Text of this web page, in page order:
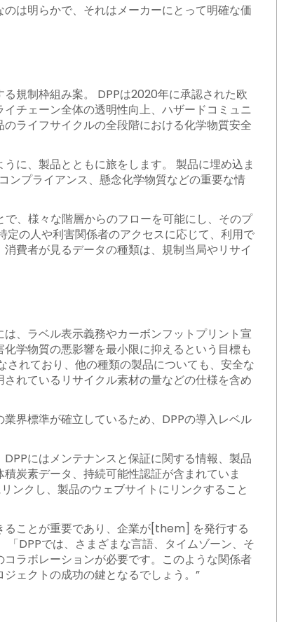
は明らかで、それはメーカーにとって明確な価
規制枠組み案。 DPPは2020年に承認された欧
チェーン全体の透明性向上、ハザードコミュニ
ライフサイクルの全段階における化学物質安全
に、製品とともに旅をします。 製品に埋め込ま
ンプライアンス、懸念化学物質などの重要な情
、様々な階層からのフローを可能にし、そのプ
定の人や利害関係者のアクセスに応じて、利用で
費者が見るデータの種類は、規制当局やリサイ
、ラベル表示義務やカーボンフットプリント宣
学物質の悪影響を最小限に抑えるという目標も
れており、他の種類の製品についても、安全な
れているリサイクル素材の量などの仕様を含め
界標準が確立しているため、DPPの導入レベル
にはメンテナンスと保証に関する情報、製品
炭素データ、持続可能性認証が含まれていま
ンクし、製品のウェブサイトにリンクすること
ることが重要であり、企業が[them] を発行する
DPPでは、さまざまな言語、タイムゾーン、そ
ラボレーションが必要です。このような関係者
ェクトの成功の鍵となるでしょう。”